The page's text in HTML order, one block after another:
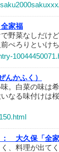
全家福
野菜なしだけ
ぺろりといけ
んかふく）
。白菜の味は
なる味付けは
大久保「全
、料理が出て